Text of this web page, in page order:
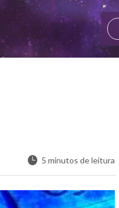
5 minutos de leitura